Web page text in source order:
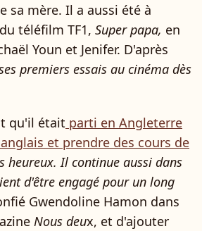
sa mère. Il a aussi été à
téléfilm TF1, Super papa, en
Youn et Jenifer. D'après
premiers essais au cinéma dès
qu'il était parti en Angleterre
et prendre des cours de
heureux. Il continue aussi dans
d'être engagé pour un long
Gwendoline Hamon dans
Nous deux, et d'ajouter